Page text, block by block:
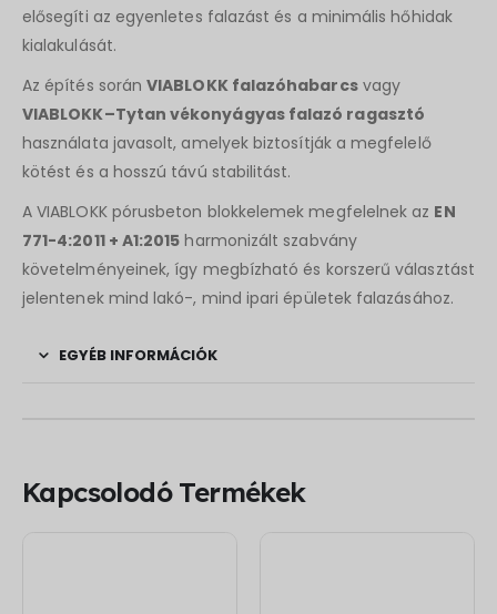
elősegíti az egyenletes falazást és a minimális hőhidak
kialakulását.
Az építés soránVIABLOKK falazóhabarcsvagy
VIABLOKK–Tytan vékonyágyas falazó ragasztó
használata javasolt, amelyek biztosítják a megfelelő
kötést és a hosszú távú stabilitást.
A VIABLOKK pórusbeton blokkelemek megfelelnek az EN
771-4:2011 + A1:2015 harmonizált szabvány
követelményeinek, így megbízható és korszerű választást
jelentenek mind lakó-, mind ipari épületek falazásához.
EGYÉB INFORMÁCIÓK
Kapcsolodó Termékek